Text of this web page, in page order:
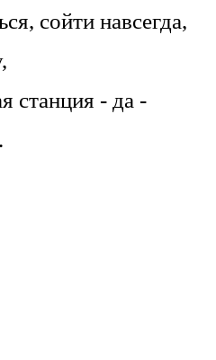
сойти навсегда,
станция - да -